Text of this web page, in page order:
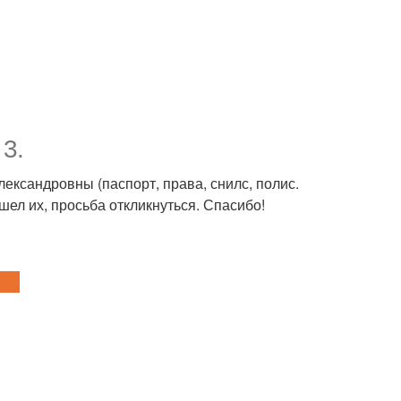
(паспорт, права, снилс, полис.
их, просьба откликнуться. Спасибо!